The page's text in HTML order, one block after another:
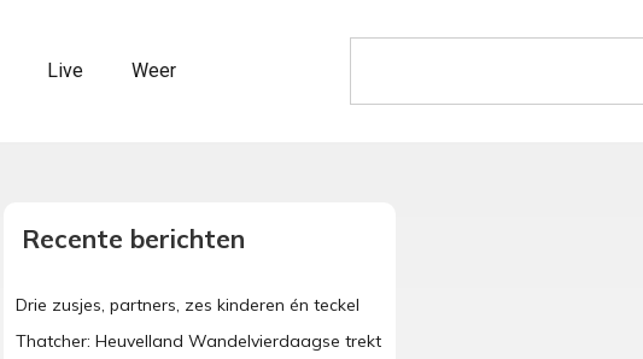
Live Weer
Recente berichten
Drie zusjes, partners, zes kinderen én teckel
Thatcher: Heuvelland Wandelvierdaagse trekt